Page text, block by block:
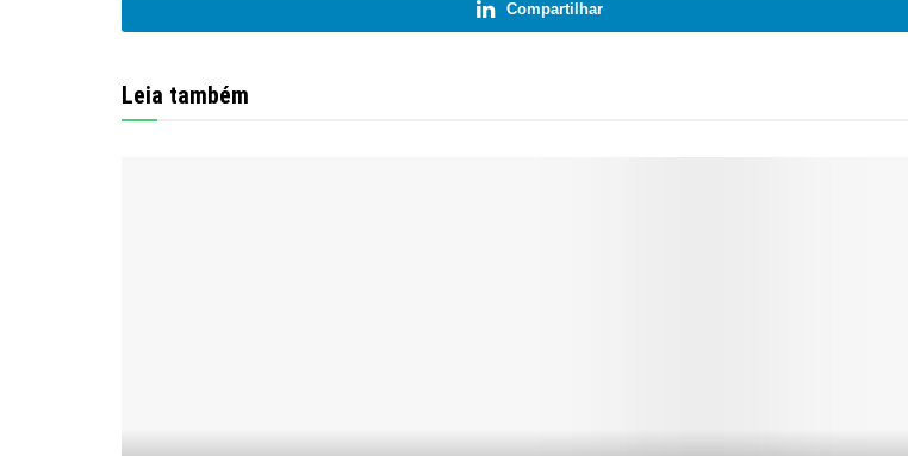
Compartilhar
Leia também